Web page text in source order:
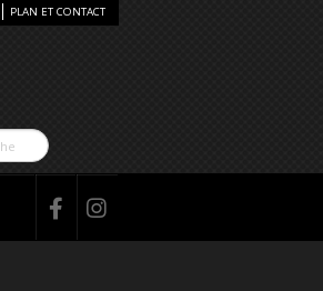
PLAN ET CONTACT